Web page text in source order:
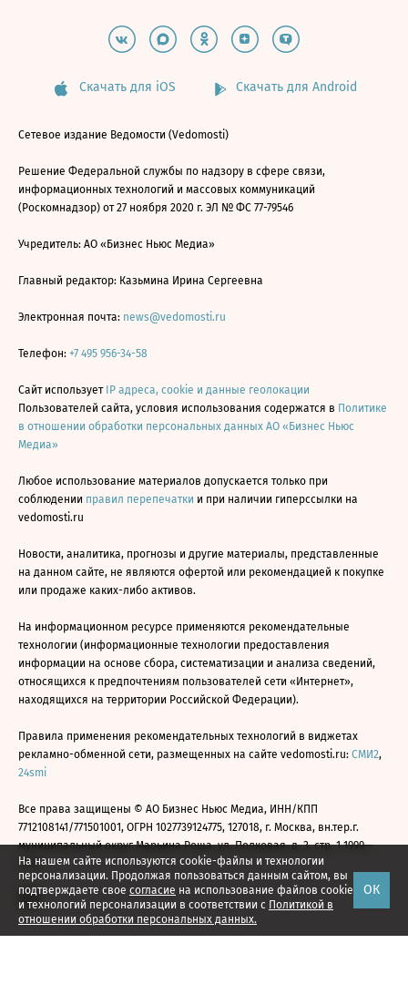
На нашем сайте используются cookie-файлы и технологии
персонализации. Продолжая пользоваться данным сайтом, вы
подтверждаете свое согласие на использование файлов cookie
и технологий персонализации в соответствии с Политикой в
отношении обработки персональных данных.
ОК
Скачать для iOS Скачать для Android
Сетевое издание Ведомости (Vedomosti)
Решение Федеральной службы по надзору в сфере связи,
информационных технологий и массовых коммуникаций
(Роскомнадзор) от 27 ноября 2020 г. ЭЛ № ФС 77-79546
Учредитель: АО «Бизнес Ньюс Медиа»
Главный редактор: Казьмина Ирина Сергеевна
Электронная почта: news@vedomosti.ru
Телефон: +7 495 956-34-58
Сайт использует IP адреса, cookie и данные геолокации
Пользователей сайта, условия использования содержатся в Политике
в отношении обработки персональных данных АО «Бизнес Ньюс
Медиа»
Любое использование материалов допускается только при
соблюдении правил перепечатки и при наличии гиперссылки на
vedomosti.ru
Новости, аналитика, прогнозы и другие материалы, представленные
на данном сайте, не являются офертой или рекомендацией к покупке
или продаже каких-либо активов.
На информационном ресурсе применяются рекомендательные
технологии (информационные технологии предоставления
информации на основе сбора, систематизации и анализа сведений,
относящихся к предпочтениям пользователей сети «Интернет»,
находящихся на территории Российской Федерации).
Правила применения рекомендательных технологий в виджетах
рекламно-обменной сети, размещенных на сайте vedomosti.ru: СМИ2,
24smi
Все права защищены © АО Бизнес Ньюс Медиа, ИНН/КПП
7712108141/771501001, ОГРН 1027739124775, 127018, г. Москва, вн.тер.г.
муниципальный округ Марьина Роща, ул. Полковая, д. 3, стр. 1 1999—
2026